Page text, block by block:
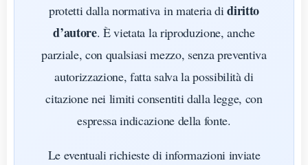
protetti dalla normativa in materia didiritto
d’autore. È vietata la riproduzione, anche
parziale, con qualsiasi mezzo, senza preventiva
autorizzazione, fatta salva la possibilità di
citazione nei limiti consentiti dalla legge, con
espressa indicazione della fonte.
Le eventuali richieste di informazioni inviate